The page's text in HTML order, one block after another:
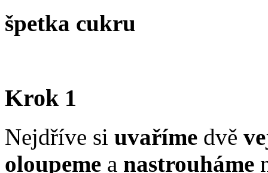
špetka cukru
Krok 1
Nejdříve si uvaříme dvě
oloupeme a nastrouháme